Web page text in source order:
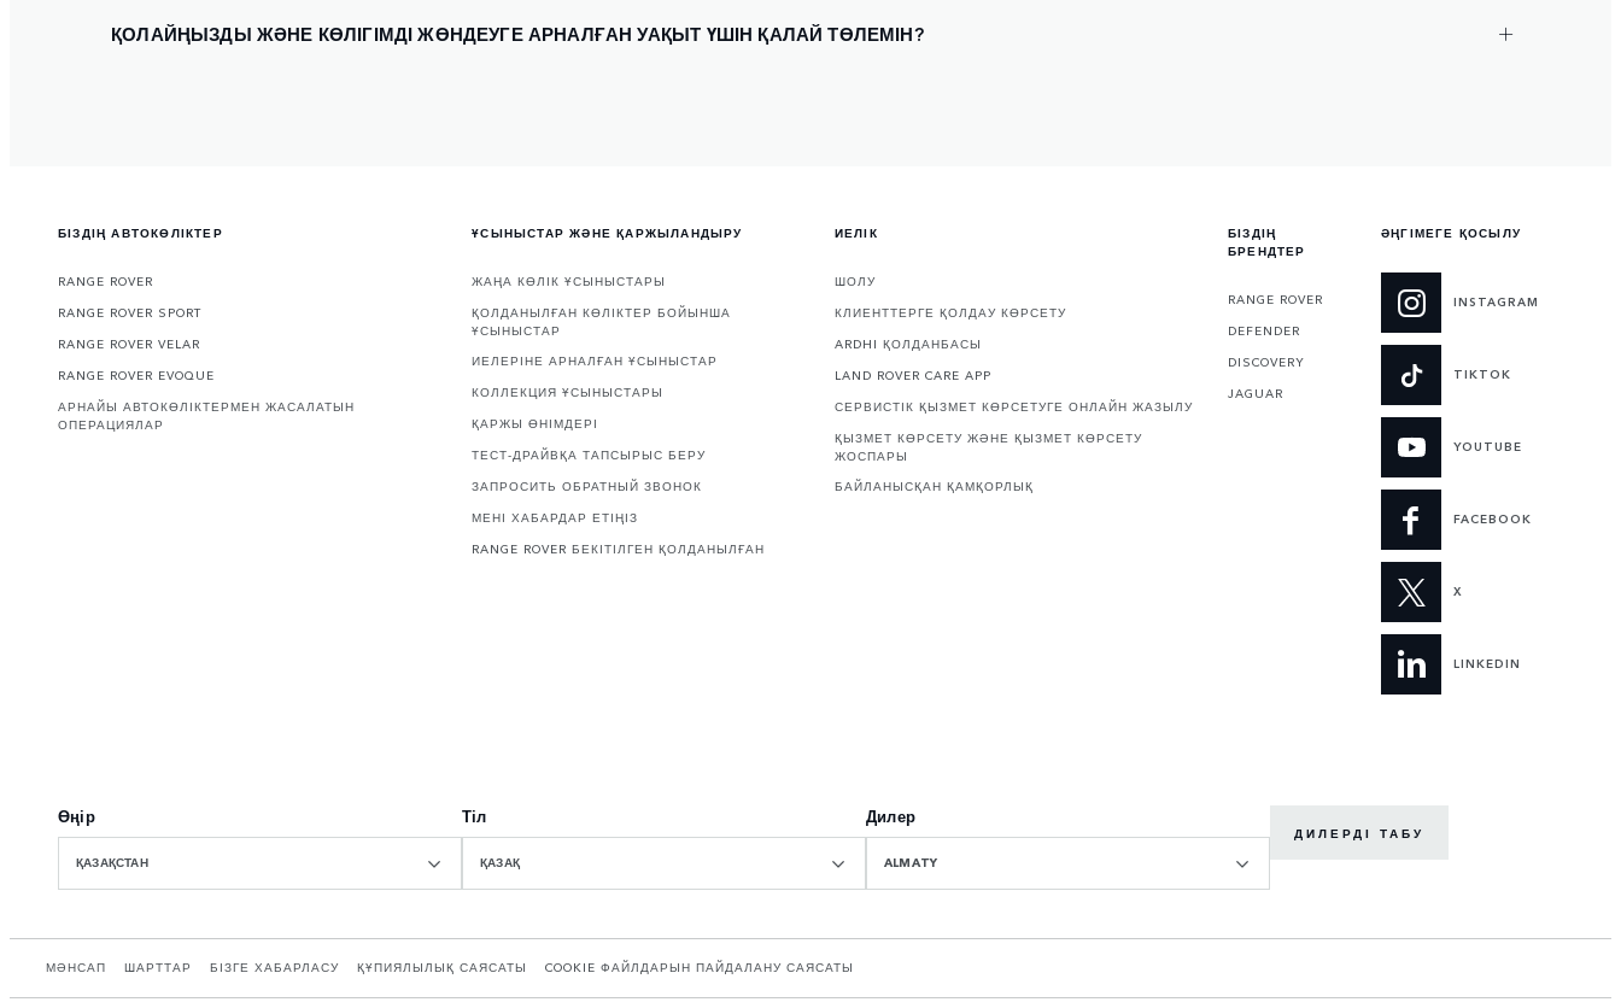
ҚОЛАЙҢЫЗДЫ ЖӘНЕ КӨЛІГІМДІ ЖӨНДЕУГЕ АРНАЛҒАН УАҚЫТ ҮШІН ҚАЛАЙ ТӨЛЕМІН?
БІЗДІҢ АВТОКӨЛІКТЕР
RANGE ROVER
RANGE ROVER SPORT
RANGE ROVER VELAR
RANGE ROVER EVOQUE
АРНАЙЫ АВТОКӨЛІКТЕРМЕН ЖАСАЛАТЫН
ОПЕРАЦИЯЛАР
ҰСЫНЫСТАР ЖӘНЕ ҚАРЖЫЛАНДЫРУ
ЖАҢА КӨЛІК ҰСЫНЫСТАРЫ
ҚОЛДАНЫЛҒАН КӨЛІКТЕР БОЙЫНША
ҰСЫНЫСТАР
ИЕЛЕРІНЕ АРНАЛҒАН ҰСЫНЫСТАР
КОЛЛЕКЦИЯ ҰСЫНЫСТАРЫ
ҚАРЖЫ ӨНІМДЕРІ
ТЕСТ-ДРАЙВҚА ТАПСЫРЫС БЕРУ
ЗАПРОСИТЬ ОБРАТНЫЙ ЗВОНОК
МЕНІ ХАБАРДАР ЕТІҢІЗ
RANGE ROVER БЕКІТІЛГЕН ҚОЛДАНЫЛҒАН
ИЕЛІК
ШОЛУ
КЛИЕНТТЕРГЕ ҚОЛДАУ КӨРСЕТУ
ARDHI ҚОЛДАНБАСЫ
LAND ROVER CARE APP
СЕРВИСТІК ҚЫЗМЕТ КӨРСЕТУГЕ ОНЛАЙН ЖАЗЫЛУ
ҚЫЗМЕТ КӨРСЕТУ ЖӘНЕ ҚЫЗМЕТ КӨРСЕТУ
ЖОСПАРЫ
БАЙЛАНЫСҚАН ҚАМҚОРЛЫҚ
БІЗДІҢ
БРЕНДТЕР
RANGE ROVER
DEFENDER
DISCOVERY
JAGUAR
ӘҢГІМЕГЕ ҚОСЫЛУ
INSTAGRAM
TIKTOK
YOUTUBE
FACEBOOK
X
LINKEDIN
Өңір
ҚАЗАҚСТАН
Тіл
ҚАЗАҚ
Дилер
ALMATY
ДИЛЕРДІ ТАБУ
МӘНСАП ШАРТТАР БІЗГЕ ХАБАРЛАСУ ҚҰПИЯЛЫЛЫҚ САЯСАТЫ COOKIE ФАЙЛДАРЫН ПАЙДАЛАНУ САЯСАТЫ